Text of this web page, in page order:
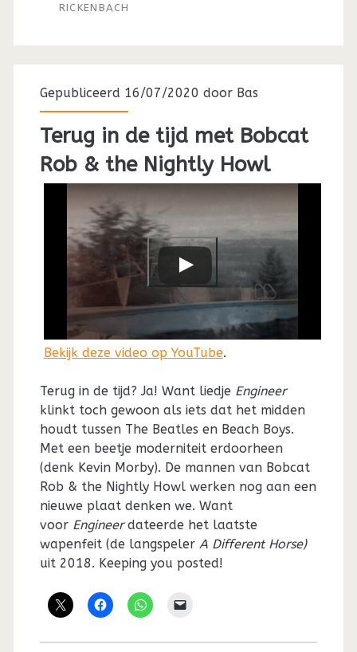
RICKENBACH
Gepubliceerd 16/07/2020 door Bas
Terug in de tijd met Bobcat
Rob & the Nightly Howl
Bekijk deze video op YouTube.
Terug in de tijd? Ja! Want liedje Engineer
klinkt toch gewoon als iets dat het midden
houdt tussen The Beatles en Beach Boys.
Met een beetje moderniteit erdoorheen
(denk Kevin Morby). De mannen van Bobcat
Rob & the Nightly Howl werken nog aan een
nieuwe plaat denken we. Want
voor Engineerdateerde het laatste
wapenfeit (de langspeler A Different Horse)
uit 2018. Keeping you posted!